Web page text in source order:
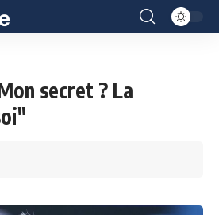
secret ? La